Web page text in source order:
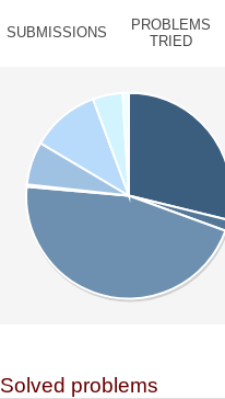
SUBMISSIONS
PROBLEMS
TRIED
Solved problems